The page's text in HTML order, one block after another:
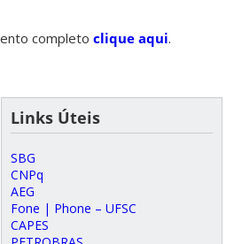
completoclique aqui.
Links Úteis
SBG
CNPq
AEG
Fone | Phone – UFSC
CAPES